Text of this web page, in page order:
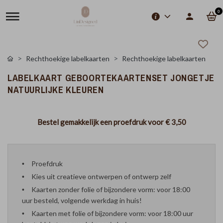
0
Rechthoekige labelkaarten Rechthoekige labelkaarten
LABELKAART GEBOORTEKAARTENSET JONGETJE
NATUURLIJKE KLEUREN
Bestel gemakkelijk een proefdruk voor€ 3,50
Proefdruk
Kies uit creatieve ontwerpen of ontwerp zelf
Kaarten zonder folie of bijzondere vorm: voor 18:00
uur besteld, volgende werkdag in huis!
Kaarten met folie of bijzondere vorm: voor 18:00 uur